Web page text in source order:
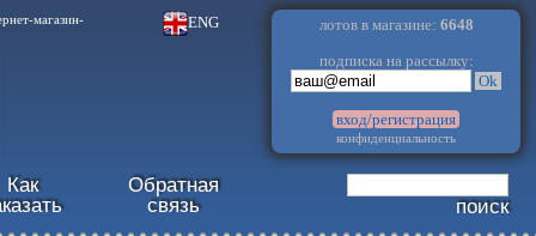
магазин- ENG лотов в магазине: 6648
подписка на рассылку:
Ok
вход/регистрация
конфиденциальность
.
Как
Обратная
связь
поиск